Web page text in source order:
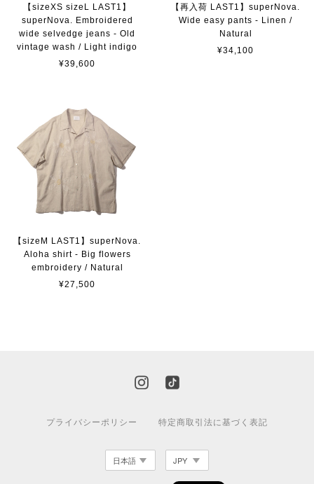
【sizeXS sizeL LAST1】
superNova. Embroidered
wide selvedge jeans - Old
vintage wash / Light indigo
¥39,600
【再入荷 LAST1】superNova.
Wide easy pants - Linen /
Natural
¥34,100
【sizeM LAST1】superNova.
Aloha shirt - Big flowers
embroidery / Natural
¥27,500
プライバシーポリシー 特定商取引法に基づく表記